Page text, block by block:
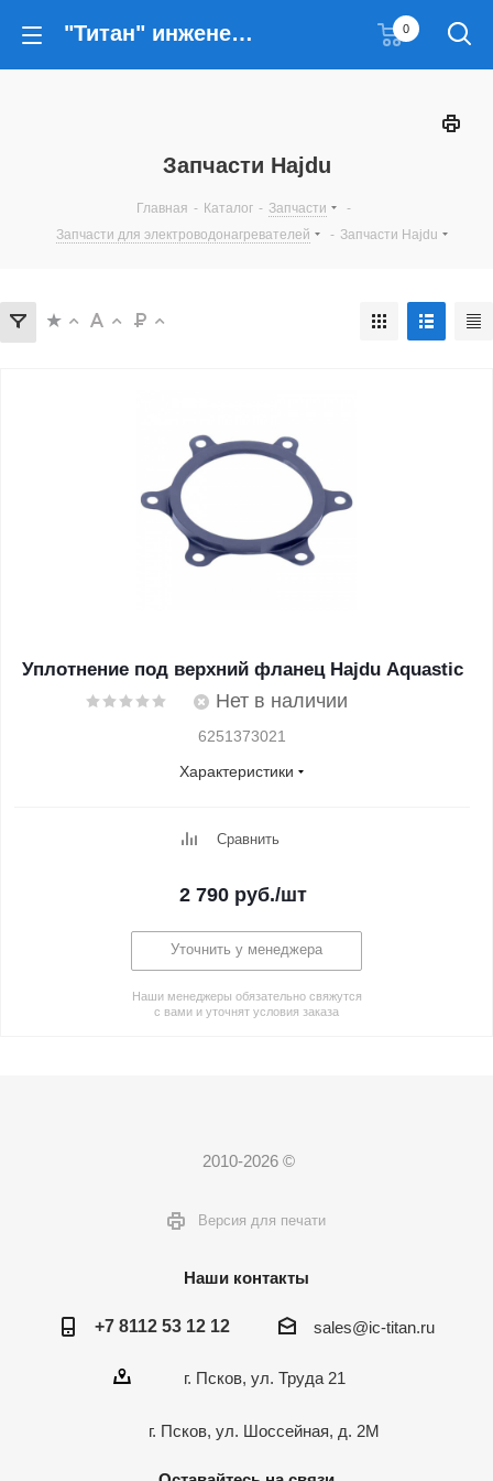
"Титан" инженерные решения 0
Запчасти Hajdu
Главная - Каталог - Запчасти
-
Запчасти для электроводонагревателей
- Запчасти Hajdu
Уплотнение под верхний фланец Hajdu Aquastic
Нет в наличии
6251373021
Характеристики
Сравнить
2 790руб./шт
Уточнить у менеджера
Наши менеджеры обязательно свяжутся
с вами и уточнят условия заказа
2010-2026 ©
Версия для печати
Наши контакты
+7 8112 53 12 12 sales@ic-titan.ru
г. Псков, ул. Труда 21
г. Псков, ул. Шоссейная, д. 2М